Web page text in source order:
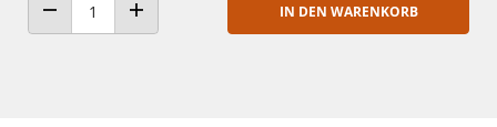
ANZAHL VERRINGERNANZAHL ERHÖHEN
IN DEN WARENKORB